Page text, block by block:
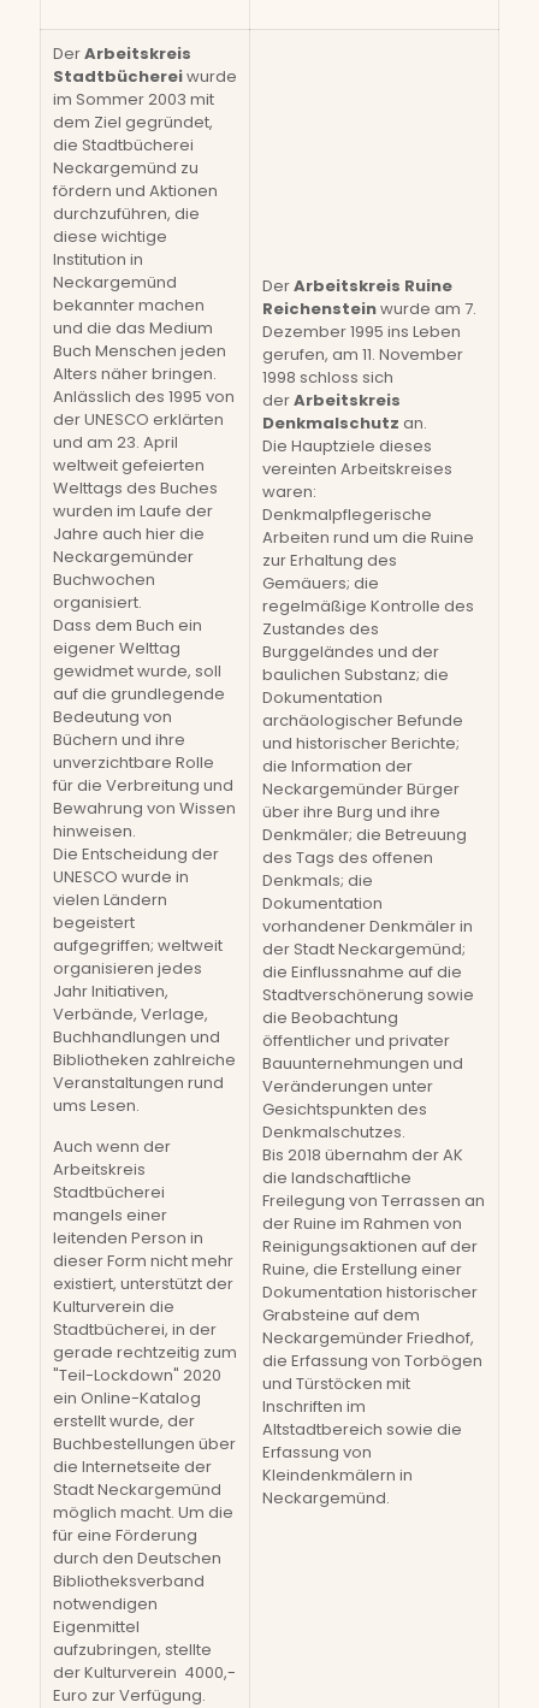
DerArbeitskreis
Stadtbüchereiwurde
im Sommer 2003 mit
dem Ziel gegründet,
die Stadtbücherei
Neckargemünd zu
fördern und Aktionen
durchzuführen, die
diese wichtige
Institution in
Neckargemünd
bekannter machen
und die das Medium
Buch Menschen jeden
Alters näher bringen.
Anlässlich des 1995 von
der UNESCO erklärten
und am 23. April
weltweit gefeierten
Welttags des Buches
wurden im Laufe der
Jahre auch hier die
Neckargemünder
Buchwochen
organisiert.
Dass dem Buch ein
eigener Welttag
gewidmet wurde, soll
auf die grundlegende
Bedeutung von
Büchern und ihre
unverzichtbare Rolle
für die Verbreitung und
Bewahrung von Wissen
hinweisen.
Die Entscheidung der
UNESCO wurde in
vielen Ländern
begeistert
aufgegriffen; weltweit
organisieren jedes
Jahr Initiativen,
Verbände, Verlage,
Buchhandlungen und
Bibliotheken zahlreiche
Veranstaltungen rund
ums Lesen.
Auch wenn der
Arbeitskreis
Stadtbücherei
mangels einer
leitenden Person in
dieser Form nicht mehr
existiert, unterstützt der
Kulturverein die
Stadtbücherei, in der
gerade rechtzeitig zum
"Teil-Lockdown" 2020
ein Online-Katalog
erstellt wurde, der
Buchbestellungen über
die Internetseite der
Stadt Neckargemünd
möglich macht. Um die
für eine Förderung
durch den Deutschen
Bibliotheksverband
notwendigen
Eigenmittel
aufzubringen, stellte
der Kulturverein 4000,-
Euro zur Verfügung.
DerArbeitskreis Ruine
Reichensteinwurde am 7.
Dezember 1995 ins Leben
gerufen, am 11. November
1998 schloss sich
derArbeitskreis
Denkmalschutz an.
Die Hauptziele dieses
vereinten Arbeitskreises
waren:
Denkmalpflegerische
Arbeiten rund um die Ruine
zur Erhaltung des
Gemäuers; die
regelmäßige Kontrolle des
Zustandes des
Burggeländes und der
baulichen Substanz; die
Dokumentation
archäologischer Befunde
und historischer Berichte;
die Information der
Neckargemünder Bürger
über ihre Burg und ihre
Denkmäler; die Betreuung
des Tags des offenen
Denkmals; die
Dokumentation
vorhandener Denkmäler in
der Stadt Neckargemünd;
die Einflussnahme auf die
Stadtverschönerung sowie
die Beobachtung
öffentlicher und privater
Bauunternehmungen und
Veränderungen unter
Gesichtspunkten des
Denkmalschutzes.
Bis 2018 übernahm der AK
die landschaftliche
Freilegung von Terrassen an
der Ruine im Rahmen von
Reinigungsaktionen auf der
Ruine, die Erstellung einer
Dokumentation historischer
Grabsteine auf dem
Neckargemünder Friedhof,
die Erfassung von Torbögen
und Türstöcken mit
Inschriften im
Altstadtbereich sowie die
Erfassung von
Kleindenkmälern in
Neckargemünd.